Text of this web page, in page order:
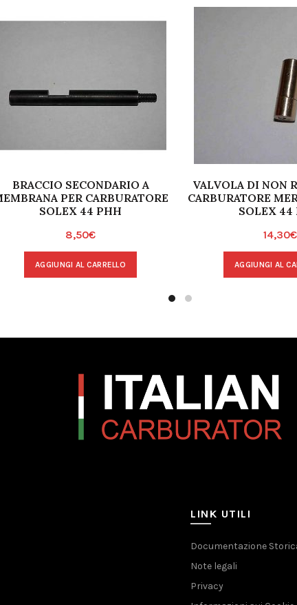
BRACCIO SECONDARIO A
PER CARBURATORE
SOLEX 44 PHH
8,50€
AGGIUNGI AL CARRELLO
VALVOLA DI NON
CARBURATORE
SOLEX 44
14,30€
AGGIUNGI AL
LINK UTILI
Documentazione
Note legali
Privacy